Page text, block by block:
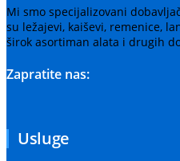
Mi smo specijalizovani
su ležajevi, kaiševi, remenice,
širok asortiman alata i drugih
Zapratite nas:
Usluge